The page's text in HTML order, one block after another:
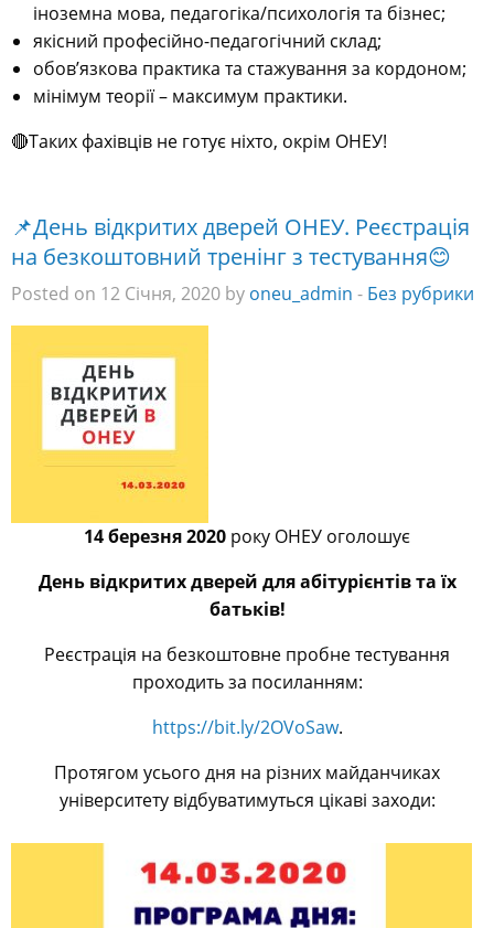
іноземна мова, педагогіка/психологія та бізнес;
якісний професійно-педагогічний склад;
обов’язкова практика та стажування за кордоном;
мінімум теорії – максимум практики.
🔴Таких фахівців не готує ніхто, окрім ОНЕУ!
📌День відкритих дверей ОНЕУ. Реєстрація
на безкоштовний тренінг з тестування😊
Posted on 12 Січня, 2020 by oneu_admin - Без рубрики
14 березня 2020 року ОНЕУ оголошує
День відкритих дверей для абітурієнтів та їх
батьків!
Реєстрація на безкоштовне пробне тестування
проходить за посиланням:
https://bit.ly/2OVoSaw.
Протягом усього дня на різних майданчиках
університету відбуватимуться цікаві заходи: